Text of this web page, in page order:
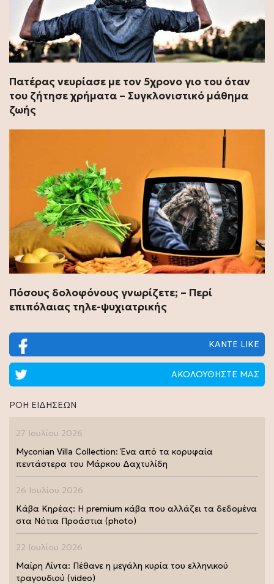
Πατέρας νευρίασε με τον 5χρονο γιο του όταν
του ζήτησε χρήματα – Συγκλονιστικό μάθημα
ζωής
Πόσους δολοφόνους γνωρίζετε; – Περί
επιπόλαιας τηλε-ψυχιατρικής
ΚΑΝΤΕ LIKE
ΑΚΟΛΟΥΘΗΣΤΕ ΜΑΣ
ΡΟΗ ΕΙΔΗΣΕΩΝ
27 Ιουλίου 2026
Myconian Villa Collection: Ένα από τα κορυφαία
πεντάστερα του Μάρκου Δαχτυλίδη
26 Ιουλίου 2026
Κάβα Κηρέας: Η premium κάβα που αλλάζει τα δεδομένα
στα Νότια Προάστια (photo)
22 Ιουλίου 2026
Μαίρη Λίντα: Πέθανε η μεγάλη κυρία του ελληνικού
τραγουδιού (video)